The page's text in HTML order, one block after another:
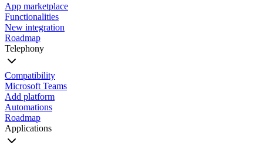
App marketplace
Functionalities
New integration
Roadmap
Telephony
Compatibility
Microsoft Teams
Add platform
Automations
Roadmap
Applications